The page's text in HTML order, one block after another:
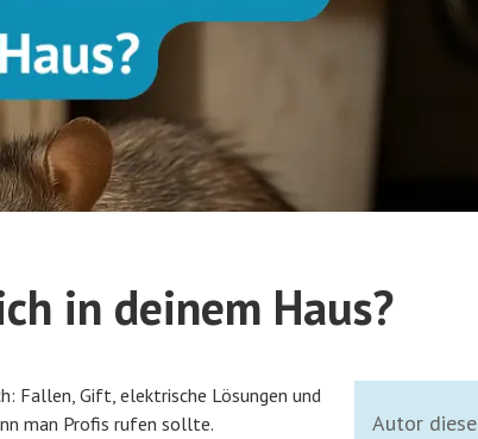
in deinem Haus?
Fallen, Gift, elektrische Lösungen und
man Profis rufen sollte.
Autor